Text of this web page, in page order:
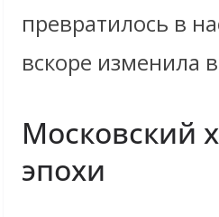
превратилось в
вскоре изменила
Московский
эпохи